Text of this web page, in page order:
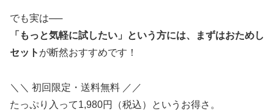
でも実は──
「もっと気軽に試したい」という方には、まずはおためし
セット が断然おすすめです！
＼＼ 初回限定・送料無料 ／／
たっぷり入って1,980円（税込）というお得さ。